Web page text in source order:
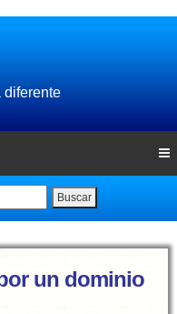
diferente
Buscar
un dominio